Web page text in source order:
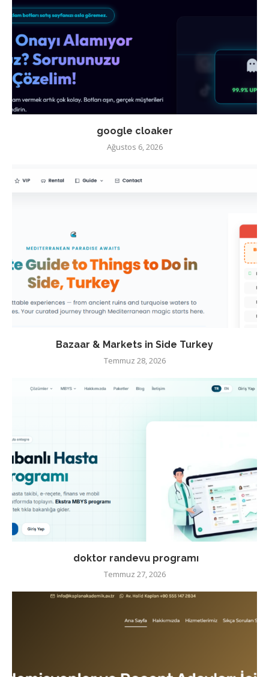
google cloaker
Ağustos 6, 2026
Bazaar & Markets in Side Turkey
Temmuz 28, 2026
doktor randevu programı
Temmuz 27, 2026